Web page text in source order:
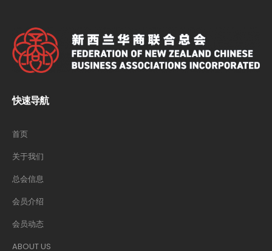
快速导航
首页
关于我们
总会信息
会员介绍
会员动态
ABOUT US